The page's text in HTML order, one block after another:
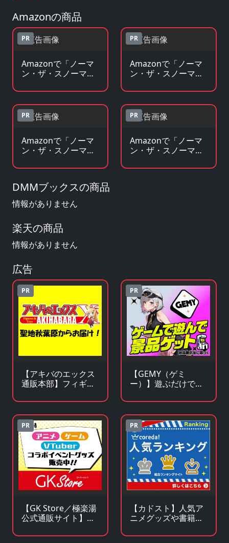
Amazonの商品
PR
Amazonで「ノーマ
ン・ザ・スノーマン
つ星~」のBlu-ray・
DVDを見る
PR
Amazonで「ノーマ
ン・ザ・スノーマン
つ星~」の原作コミ
ックを見る
PR
Amazonで「ノーマ
ン・ザ・スノーマン
つ星~」の原作小
説・ラノベを見る
PR
Amazonで「ノーマ
ン・ザ・スノーマン
つ星~」のグッズ・
DMMブックスの商品
情報がありません
楽天の商品
情報がありません
広告
PR
【アキバのエックス
通販本部】フィギュ
ッズがアキバ価格で
買える！
PR
【GEMY（ゲミ
ー）】遊ぶだけで景
ゲームサービス
PR
【GK Store／極楽湯
公式通販サイト】ア
コラボグッズ通販
PR
【カドスト】人気ア
ニメグッズや書籍の
ラインストア